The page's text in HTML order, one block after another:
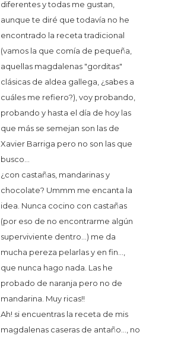
diferentes y todas me gustan,
aunque te diré que todavía no he
encontrado la receta tradicional
(vamos la que comía de pequeña,
aquellas magdalenas "gorditas"
clásicas de aldea gallega, ¿sabes a
cuáles me refiero?), voy probando,
probando y hasta el día de hoy las
que más se semejan son las de
Xavier Barriga pero no son las que
busco...
¿con castañas, mandarinas y
chocolate? Ummm me encanta la
idea. Nunca cocino con castañas
(por eso de no encontrarme algún
superviviente dentro...) me da
mucha pereza pelarlas y en fin...,
que nunca hago nada. Las he
probado de naranja pero no de
mandarina. Muy ricas!!
Ah! si encuentras la receta de mis
magdalenas caseras de antaño..., no